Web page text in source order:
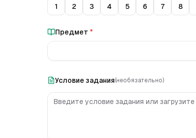
1 2 3 4 5 6 7 8
Предмет *
Условие задания(необязательно)